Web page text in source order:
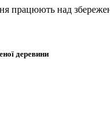
працюють над
деревини